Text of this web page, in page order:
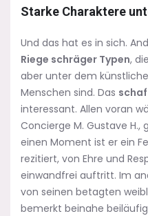
Starke Charaktere
Und das hat es in sich.
Riege schräger Typen,
aber unter dem
Menschen sind. Das
interessant. Allen voran
Concierge M. Gustave H.,
einen Moment ist er ein
rezitiert, von Ehre und
einwandfrei auftritt. Im
von seinen betagten
bemerkt beinahe